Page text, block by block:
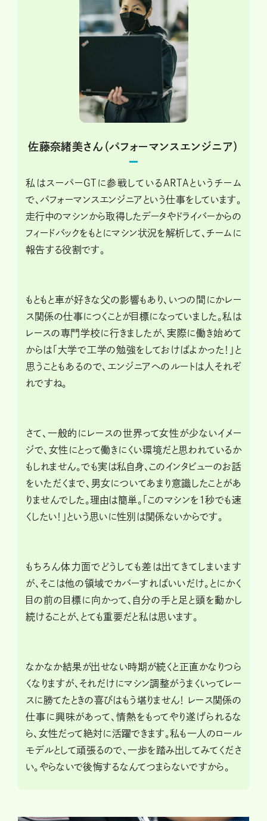
佐藤奈緒美さん（パフォーマンスエンジニア）
私はスーパーGTに参戦しているARTAというチーム
で、パフォーマンスエンジニアという仕事をしています。
走行中のマシンから取得したデータやドライバーからの
フィードバックをもとにマシン状況を解析して、チームに
報告する役割です。
もともと車が好きな父の影響もあり、いつの間にかレー
ス関係の仕事につくことが目標になっていました。私は
レースの専門学校に行きましたが、実際に働き始めて
からは「大学で工学の勉強をしておけばよかった！」と
思うこともあるので、エンジニアへのルートは人それぞ
れですね。
さて、一般的にレースの世界って女性が少ないイメー
ジで、女性にとって働きにくい環境だと思われているか
もしれません。でも実は私自身、このインタビューのお話
をいただくまで、男女についてあまり意識したことがあ
りませんでした。理由は簡単。「このマシンを1秒でも速
くしたい！」という思いに性別は関係ないからです。
もちろん体力面でどうしても差は出てきてしまいます
が、そこは他の領域でカバーすればいいだけ。とにかく
目の前の目標に向かって、自分の手と足と頭を動かし
続けることが、とても重要だと私は思います。
なかなか結果が出せない時期が続くと正直かなりつら
くなりますが、それだけにマシン調整がうまくいってレー
スに勝てたときの喜びはもう堪りません！ レース関係の
仕事に興味があって、情熱をもってやり遂げられるな
ら、女性だって絶対に活躍できます。私も一人のロール
モデルとして頑張るので、一歩を踏み出してみてくださ
い。やらないで後悔するなんてつまらないですから。